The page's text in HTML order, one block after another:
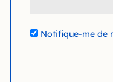
Notifique-me de